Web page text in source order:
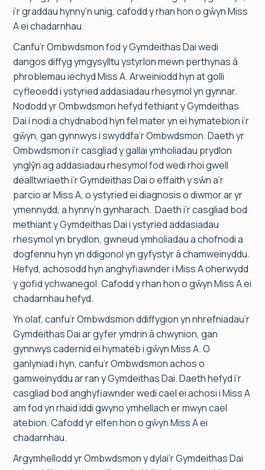
i’r graddau hynny’n unig, cafodd y rhan hon o gŵyn Miss
A ei chadarnhau.
Canfu’r Ombwdsmon fod y Gymdeithas Dai wedi
dangos diffyg ymgysylltu ystyrlon mewn perthynas â
phroblemau iechyd Miss A. Arweiniodd hyn at golli
cyfleoedd i ystyried addasiadau rhesymol yn gynnar.
Nododd yr Ombwdsmon hefyd fethiant y Gymdeithas
Dai i nodi a chydnabod hyn fel mater yn ei hymatebion i’r
gŵyn, gan gynnwys i swyddfa’r Ombwdsmon. Daeth yr
Ombwdsmon i’r casgliad y gallai ymholiadau prydlon
ynglŷn ag addasiadau rhesymol fod wedi rhoi gwell
dealltwriaeth i’r Gymdeithas Dai o effaith y sŵn a’r
parcio ar Miss A, o ystyried ei diagnosis o diwmor ar yr
ymennydd, a hynny’n gynharach. Daeth i’r casgliad bod
methiant y Gymdeithas Dai i ystyried addasiadau
rhesymol yn brydlon, gwneud ymholiadau a chofnodi a
dogfennu hyn yn ddigonol yn gyfystyr â chamweinyddu.
Hefyd, achosodd hyn anghyfiawnder i Miss A oherwydd
y gofid ychwanegol. Cafodd y rhan hon o gŵyn Miss A ei
chadarnhau hefyd.
Yn olaf, canfu’r Ombwdsmon ddiffygion yn nhrefniadau’r
Gymdeithas Dai ar gyfer ymdrin â chwynion, gan
gynnwys cadernid ei hymateb i gŵyn Miss A. O
ganlyniad i hyn, canfu’r Ombwdsmon achos o
gamweinyddu ar ran y Gymdeithas Dai. Daeth hefyd i’r
casgliad bod anghyfiawnder wedi cael ei achosi i Miss A
am fod yn rhaid iddi gwyno ymhellach er mwyn cael
atebion. Cafodd yr elfen hon o gŵyn Miss A ei
chadarnhau.
Argymhellodd yr Ombwdsmon y dylai’r Gymdeithas Dai